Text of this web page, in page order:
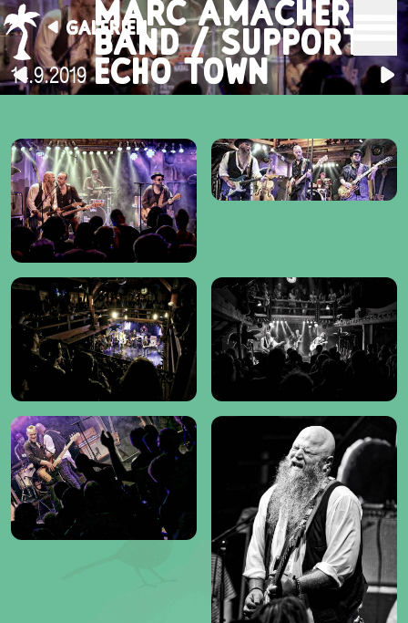
GALERIEN
14.9.2019
MARC AMACHER &
BAND / SUPPORT:
ECHO TOWN